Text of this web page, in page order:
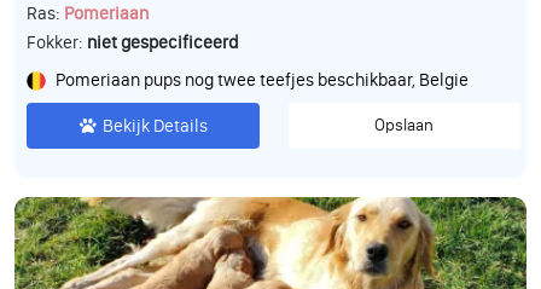
Ras: Pomeriaan
Fokker: niet gespecificeerd
Pomeriaan pups nog twee teefjes beschikbaar, Belgie
Bekijk Details Opslaan